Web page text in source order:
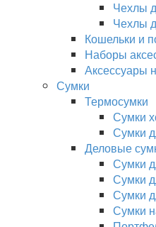
Чехлы
Чехлы
Кошельки и
Наборы
Аксессуары
Сумки
Термосумки
Сумки
Сумки
Деловые
Сумки
Сумки
Сумки
Сумки